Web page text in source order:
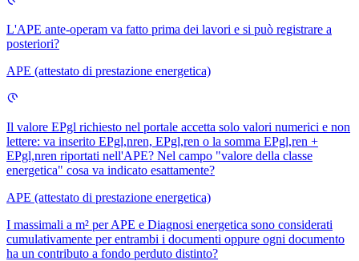
L'APE ante-operam va fatto prima dei lavori e si può registrare a
posteriori?
APE (attestato di prestazione energetica)
Il valore EPgl richiesto nel portale accetta solo valori numerici e non
lettere: va inserito EPgl,nren, EPgl,ren o la somma EPgl,ren +
EPgl,nren riportati nell'APE? Nel campo "valore della classe
energetica" cosa va indicato esattamente?
APE (attestato di prestazione energetica)
I massimali a m² per APE e Diagnosi energetica sono considerati
cumulativamente per entrambi i documenti oppure ogni documento
ha un contributo a fondo perduto distinto?